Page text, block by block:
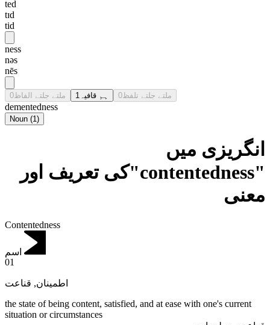
ted
tɪd
tid
ness
nəs
nēs
ملتے جلتے الفاظ 0 ہم قافیہ 1 ملتے جلتے تلفظ 0
dementedness
Noun (1)
انگریزی میں
"contentedness"کی تعریف اور
معنی
Contentedness
اسم
01
اطمینان, قناعت
the state of being content, satisfied, and at ease with one's current
situation or circumstances